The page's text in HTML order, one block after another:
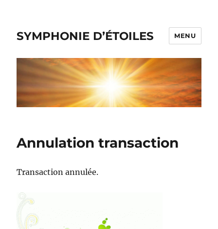
SYMPHONIE D’ÉTOILES MENU
Annulation transaction
Transaction annulée.